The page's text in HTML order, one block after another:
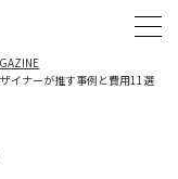
イナーが推す事例と費用11選